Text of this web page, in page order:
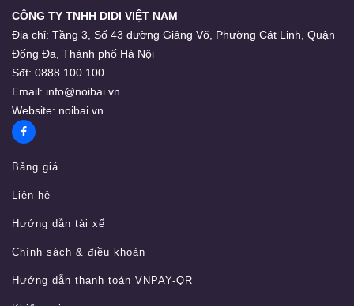
CÔNG TY TNHH DIDI VIỆT NAM
Địa chỉ: Tầng 3, Số 43 đường Giảng Võ, Phường Cát Linh, Quận
Đống Đa, Thành phố Hà Nội
Sđt: 0888.100.100
Email: info@noibai.vn
Website: noibai.vn
Bảng giá
Liên hệ
Hướng dẫn tài xế
Chính sách & điều khoản
Hướng dẫn thanh toán VNPAY-QR